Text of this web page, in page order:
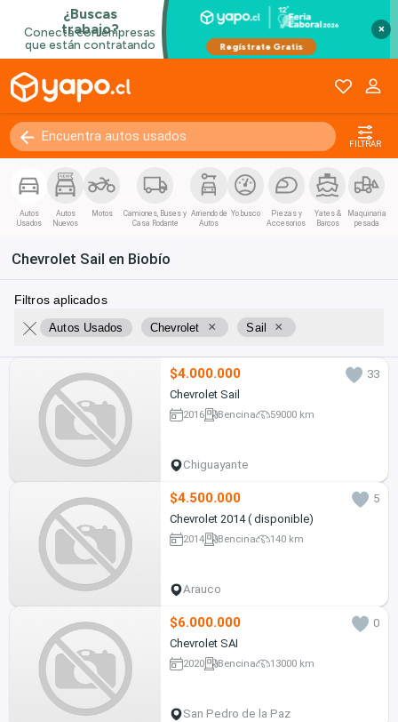
×
FILTRAR
Autos
Usados
Autos
Nuevos
Motos
Camiones, Buses y
Casa Rodante
Arriendo de
Autos
Yo busco
Piezas y
Accesorios
Yates &
Barcos
Maquinaria
pesada
Chevrolet Sail en Biobío
Filtros aplicados
Autos Usados Chevrolet × Sail ×
$4.000.000
33
Chevrolet Sail
2016 Bencina 59000 km
Chiguayante
$4.500.000
5
Chevrolet 2014 ( disponible)
2014 Bencina 140 km
Arauco
$6.000.000
0
Chevrolet SAI
2020 Bencina 13000 km
San Pedro de la Paz